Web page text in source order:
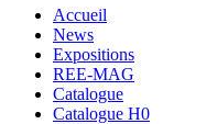
Accueil
News
Expositions
REE-MAG
Catalogue
Catalogue H0